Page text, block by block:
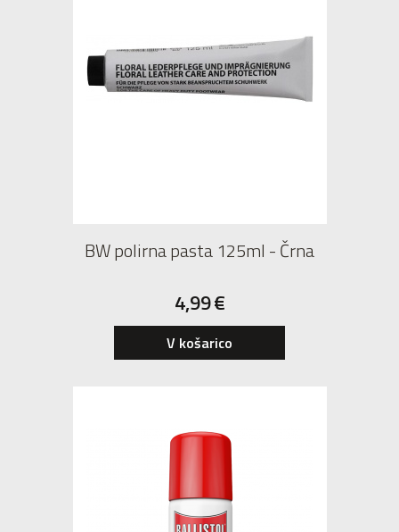
BW polirna pasta 125ml - Črna
4,99€
V košarico